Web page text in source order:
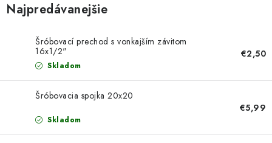
Najpredávanejšie
Šróbovací prechod s vonkajším závitom
16x1/2"
Skladom
€2,50
Šróbovacia spojka 20x20
Skladom
€5,99